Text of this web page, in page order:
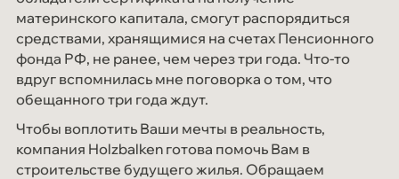
материнского капитала, смогут распорядиться
средствами, хранящимися на счетах Пенсионного
фонда РФ, не ранее, чем через три года. Что-то
вдруг вспомнилась мне поговорка о том, что
обещанного три года ждут.
Чтобы воплотить Ваши мечты в реальность,
компания Holzbalken готова помочь Вам в
строительстве будущего жилья. Обращаем